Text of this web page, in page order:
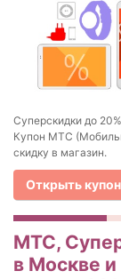
Суперскидки до
Купон МТС
скидку в магазин.
Открыть купон
МТС,
в Москве